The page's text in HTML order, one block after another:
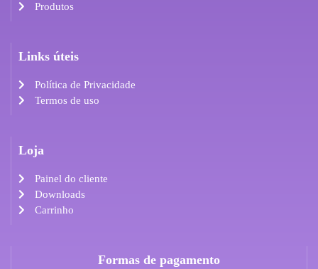
Produtos
Links úteis
Política de Privacidade
Termos de uso
Loja
Painel do cliente
Downloads
Carrinho
Formas de pagamento